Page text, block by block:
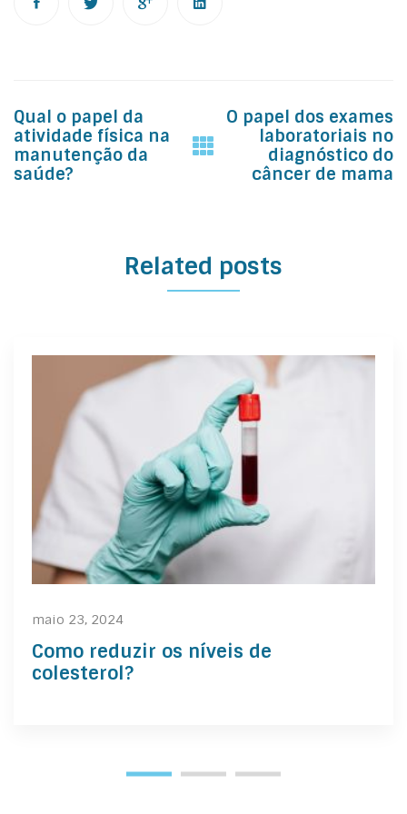
navigation
Qual o papel da
atividade física na
manutenção da
saúde?
O papel dos exames
laboratoriais no
diagnóstico do
câncer de mama
Related posts
maio 23, 2024
Como reduzir os níveis de
colesterol?